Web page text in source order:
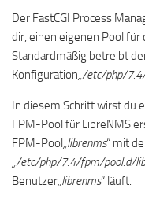
Der FastCGI Process
dir, einen eigenen Pool
Standardmäßig betreibt
Konfiguration„/etc/php/
In diesem Schritt wirst du
FPM-Pool für LibreNMS
FPM-Pool„librenms“ mit
„/etc/php/7.4/fpm/pool.d/
Benutzer„librenms“ läuft.